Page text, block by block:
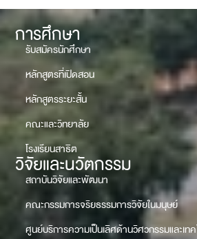
การศึกษา
รับสมัครนักศึกษา
หลักสูตรที่เปิดสอน
หลักสูตรระยะสั้น
คณะและวิทยาลัย
โรงเรียนสาธิต
วิจัยและนวัตกรรม
สถาบันวิจัยและพัฒนา
คณะกรรมการจริยธรรมการวิจัยในมนุษย์
ศูนย์บริการความเป็นเลิศด้านวิศวกรรมและเทค